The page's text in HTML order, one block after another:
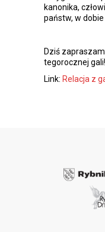
kanonika,
państw, w
Dziś
tegorocznej gali!
Link: Relacja z